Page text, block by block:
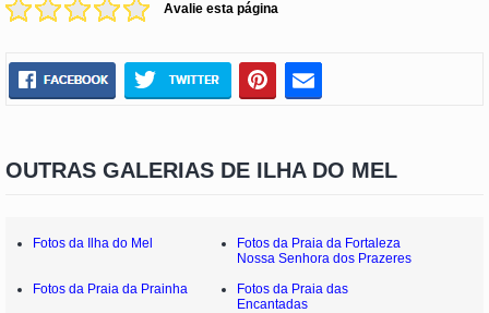
Avalie esta página
OUTRAS GALERIAS DE ILHA DO MEL
Fotos da Ilha do Mel
Fotos da Praia da Fortaleza
Nossa Senhora dos Prazeres
Fotos da Praia da Prainha
Fotos da Praia das
Encantadas